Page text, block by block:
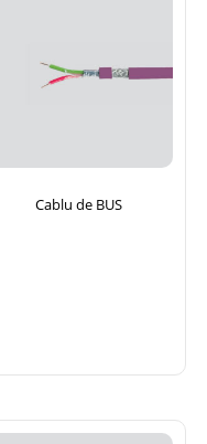
Cablu de BUS